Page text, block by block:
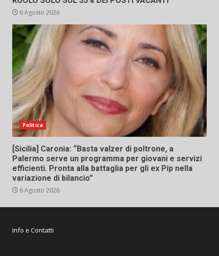
6 Agosto 2026
Politica
[Sicilia] Caronia: “Basta valzer di poltrone, a
Palermo serve un programma per giovani e servizi
efficienti. Pronta alla battaglia per gli ex Pip nella
variazione di bilancio”
6 Agosto 2026
Info e Contatti